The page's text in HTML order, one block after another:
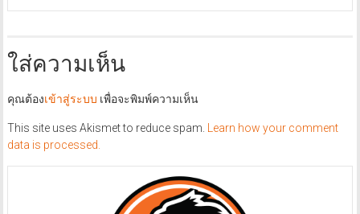
ใส่ความเห็น
คุณต้องเข้าสู่ระบบ เพื่อจะพิมพ์ความเห็น
This site uses Akismet to reduce spam.
Learn how your comment
data is processed.